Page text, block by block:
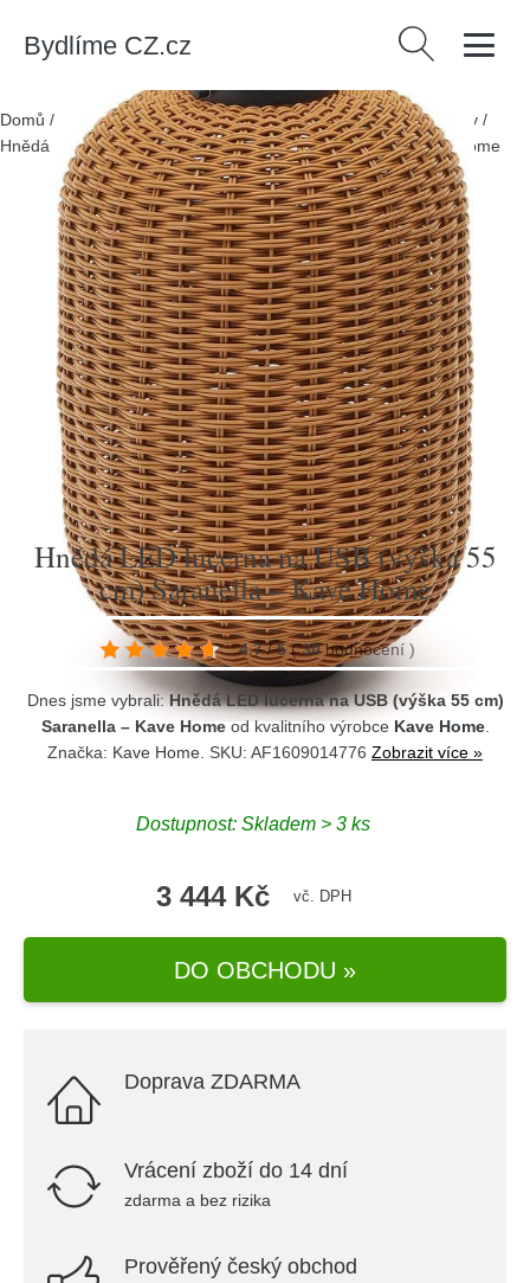
Bydlíme CZ.cz Vyhledávání
Domů / Produkty/> Svítidla > Venkovní osvětlení > LED lucerny /
Hnědá LED lucerna na USB (výška 55 cm) Saranella – Kave Home
Hnědá LED lucerna na USB (výška 55
cm) Saranella – Kave Home
4.7 / 5 ( 30 hodnocení )
Dnes jsme vybrali:Hnědá LED lucerna na USB (výška 55 cm)
Saranella – Kave Homeod kvalitního výrobce Kave Home.
Značka: Kave Home . SKU: AF1609014776 Zobrazit více »
Dostupnost: Skladem > 3 ks
3 444 Kč vč. DPH
DO OBCHODU »
Doprava ZDARMA
Vrácení zboží do 14 dní
zdarma a bez rizika
Prověřený český obchod